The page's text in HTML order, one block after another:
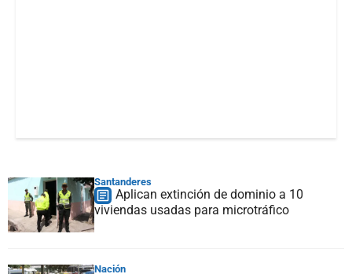
Santanderes
Aplican extinción de dominio a 10
viviendas usadas para microtráfico
Nación